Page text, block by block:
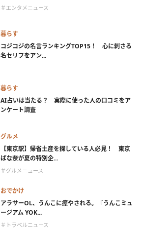
＃エンタメニュース
暮らす
コジコジの名言ランキングTOP15！ 心に刺さる
名セリフをアン...
暮らす
AI占いは当たる？ 実際に使った人の口コミをア
ンケート調査
グルメ
【東京駅】帰省土産を探している人必見！ 東京
ばな奈が夏の特別企...
＃グルメニュース
おでかけ
アラサーOL、うんこに癒やされる。『うんこミュ
ージアム YOK...
＃トラベルニュース